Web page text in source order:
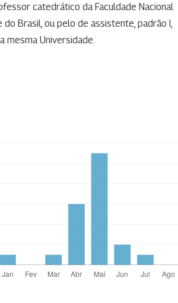
catedrático da Faculdade Nacional
Brasil, ou pelo de assistente, padrão I,
mesma Universidade.